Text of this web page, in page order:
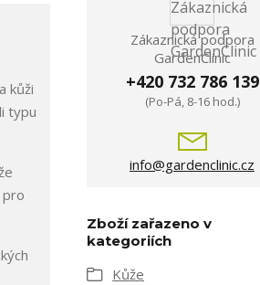
kůži
typu
pro
Zákaznická podpora
GardenClinic
+420 732 786 139
(Po-Pá, 8-16 hod.)
info@gardenclinic.cz
Zboží zařazeno v
kategoriích
Kůže